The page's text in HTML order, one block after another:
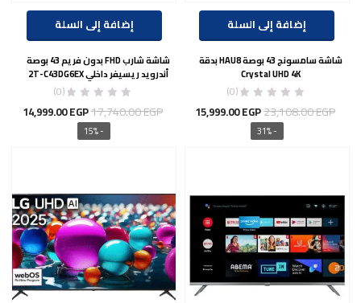
إضافة إلى السلة
شاشة سامسونج 43 بوصة HAU8 بدقة
Crystal UHD 4K
(0)
23,108.00EGP
السعر
الأصلي
15,999.00EGP
السعر
- 31%
إضافة إلى السلة
شاشة شارب FHD بدون فريم 43 بوصة
أندرويد ريسيفر داخلي 2T-C43DG6EX
(0)
17,740.00EGP
السعر
الأصلي
14,999.00EGP
- 15%